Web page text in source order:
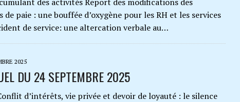
paie : une bouffée d’oxygène pour les RH et les services
de service: une altercation verbale au…
2025
DU 24 SEPTEMBRE 2025
d’intérêts, vie privée et devoir de loyauté : le silence